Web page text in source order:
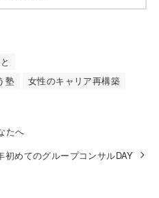
塾
女性のキャリア再構築
たへ
初めてのグループコンサルDAY